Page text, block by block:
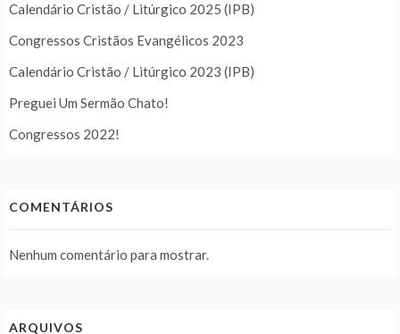
Calendário Cristão / Litúrgico 2025 (IPB)
Congressos Cristãos Evangélicos 2023
Calendário Cristão / Litúrgico 2023 (IPB)
Preguei Um Sermão Chato!
Congressos 2022!
COMENTÁRIOS
Nenhum comentário para mostrar.
ARQUIVOS